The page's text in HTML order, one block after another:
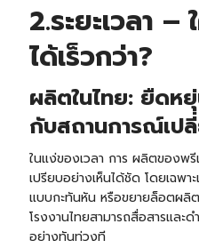
2.ระยะเวลา
ได้เร็วกว่า?
ผลิตในไทย: ยืดห
กับสถานการณ์เป
ในแง่ของเวลา การ ผลิตของพรี
เปรียบอย่างเห็นได้ชัด โดยเฉพ
แบบกะทันหัน หรือขยายล็อตผลิ
โรงงานไทยสามารถสื่อสารและ
อย่างทันท่วงที